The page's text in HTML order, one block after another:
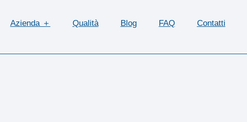
Azienda ＋ Qualità Blog FAQ Contatti